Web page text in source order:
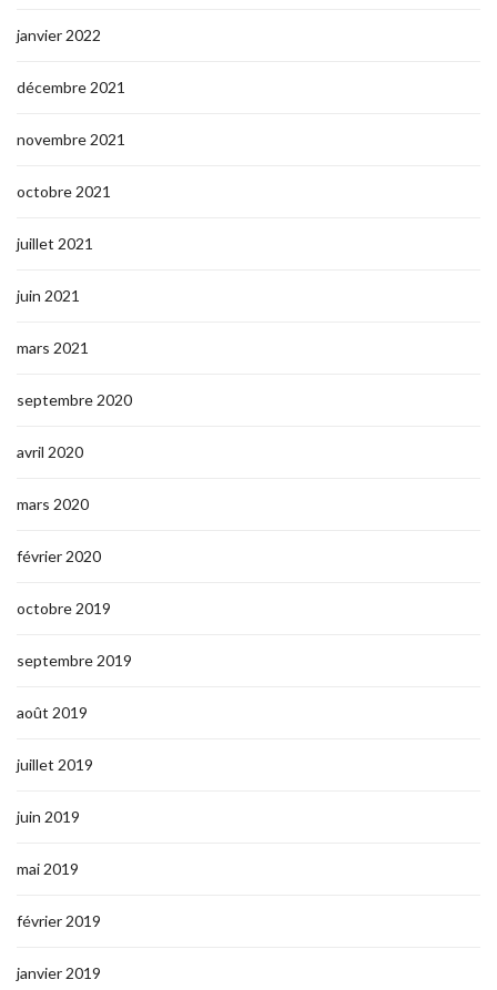
janvier 2022
décembre 2021
novembre 2021
octobre 2021
juillet 2021
juin 2021
mars 2021
septembre 2020
avril 2020
mars 2020
février 2020
octobre 2019
septembre 2019
août 2019
juillet 2019
juin 2019
mai 2019
février 2019
janvier 2019